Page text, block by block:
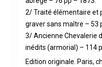
2/ Traité élémentaire et
graver sans maître – 53
3/ Ancienne Chevalerie
inédits (armorial) – 114
Edition originale. Paris,